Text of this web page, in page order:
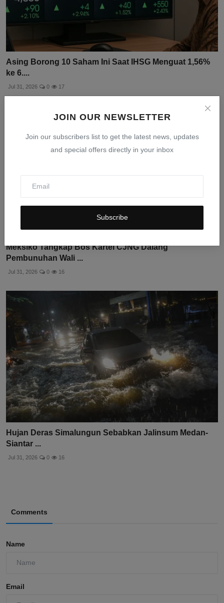
JOIN OUR NEWSLETTER
Join our subscribers list to get the latest news, updates
and special offers directly in your inbox
Subscribe
Asing Borong 10 Saham Ini Saat IHSG Menguat 1,56%
ke 6....
Jul 31, 2026 0 17
Meksiko Tangkap Bos Kartel CJNG Dalang
Pembunuhan Wali ...
Jul 31, 2026 0 16
Hujan Deras Simalungun Sebabkan Jalinsum Medan-
Siantar ...
Jul 31, 2026 0 16
Comments
Name
Email